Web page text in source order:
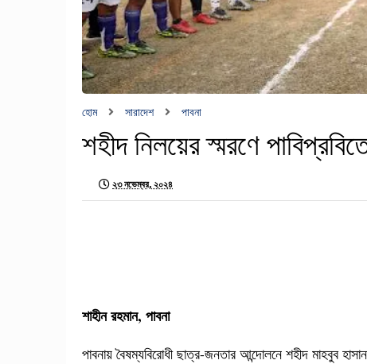
হোম সারাদেশ পাবনা
শহীদ নিলয়ের স্মরণে
২৩ নভেম্বর, ২০২৪
শাহীন রহমান, পাবনা
পাবনায় বৈষম্যবিরোধী ছাত্র-জনতার আন্দোলনে শহীদ মাহবুব